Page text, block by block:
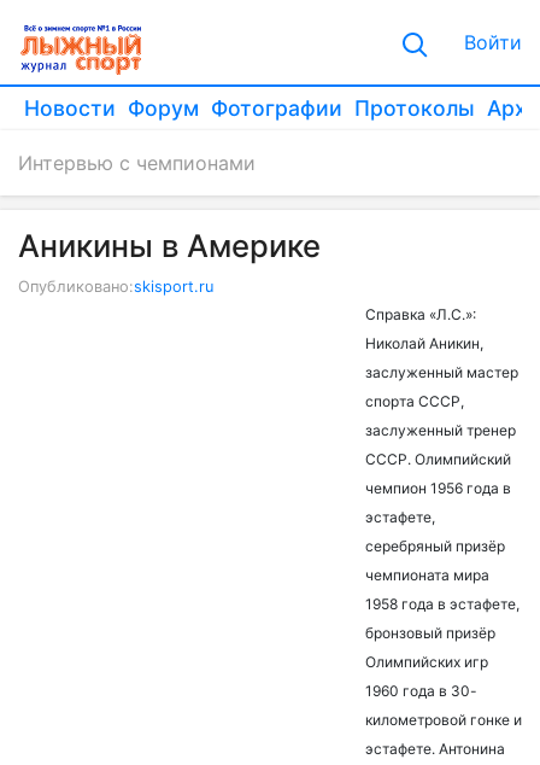
Войти
Новости Форум Фотографии Протоколы
Интервью с чемпионами
Аникины в Америке
Опубликовано:skisport.ru
Справка «Л.С.»:
Николай Аникин,
заслуженный мастер
спорта СССР,
заслуженный тренер
СССР. Олимпийский
чемпион 1956 года в
эстафете,
серебряный призёр
чемпионата мира
1958 года в эстафете,
бронзовый призёр
Олимпийских игр
1960 года в 30-
километровой гонке и
эстафете. Антонина